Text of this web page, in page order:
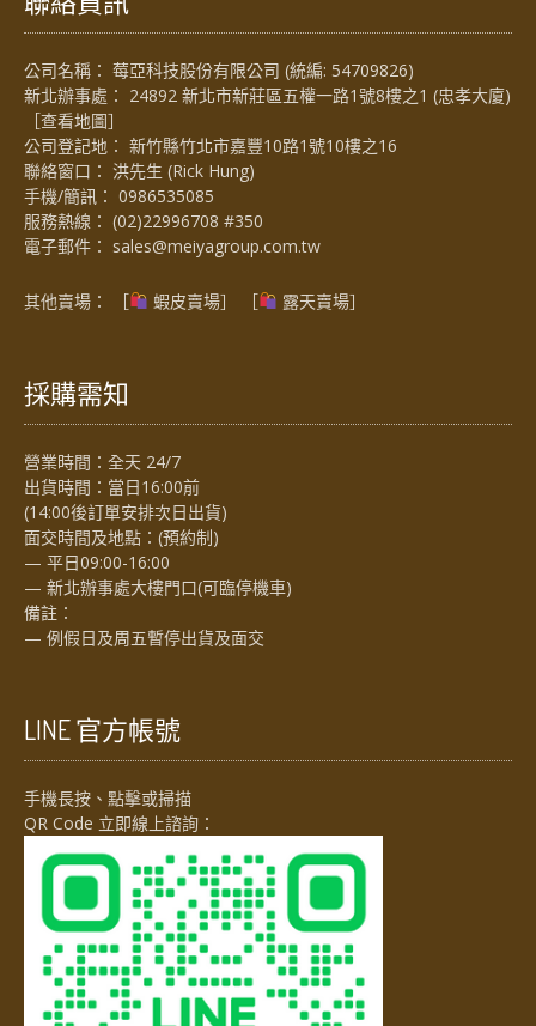
公司名稱： 莓亞科技股份有限公司 (統編: 54709826)
新北辦事處： 24892 新北市新莊區五權一路1號8樓之1 (忠孝大廈)
［查看地圖］
公司登記地： 新竹縣竹北市嘉豐10路1號10樓之16
聯絡窗口： 洪先生 (Rick Hung)
手機/簡訊： 0986535085
服務熱線： (02)22996708 #350
電子郵件： sales@meiyagroup.com.tw
其他賣場： ［ 蝦皮賣場］ ［ 露天賣場］
採購需知
營業時間：全天 24/7
出貨時間：當日16:00前
(14:00後訂單安排次日出貨)
面交時間及地點：(預約制)
— 平日09:00-16:00
— 新北辦事處大樓門口(可臨停機車)
備註：
— 例假日及周五暫停出貨及面交
LINE 官方帳號
手機長按、點擊或掃描
QR Code 立即線上諮詢：